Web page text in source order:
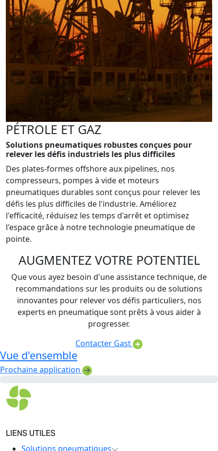
PÉTROLE ET GAZ
Solutions pneumatiques robustes conçues pour
relever les défis industriels les plus difficiles
Des plates-formes offshore aux pipelines, nos
compresseurs, pompes à vide et moteurs
pneumatiques durables sont conçus pour relever les
défis les plus difficiles de l'industrie. Améliorez
l'efficacité, réduisez les temps d'arrêt et optimisez
l'espace grâce à notre technologie pneumatique de
pointe.
AUGMENTEZ VOTRE POTENTIEL
Que vous ayez besoin d'une assistance technique, de
recommandations sur les produits ou de solutions
innovantes pour relever vos défis particuliers, nos
experts en pneumatique sont prêts à vous aider à
progresser.
Contacter Gast
Vue d'ensemble
Prochaine application
LIENS UTILES
Solutions pneumatiques